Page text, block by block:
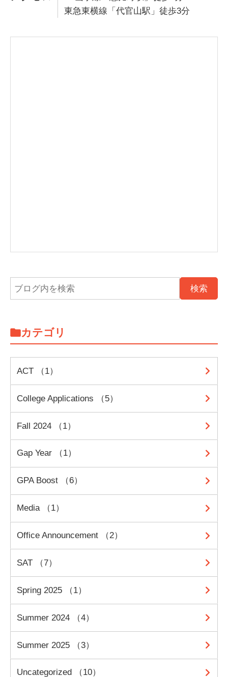
東急東横線「代官山駅」徒歩3分
カテゴリ
ACT （1）
College Applications （5）
Fall 2024 （1）
Gap Year （1）
GPA Boost （6）
Media （1）
Office Announcement （2）
SAT （7）
Spring 2025 （1）
Summer 2024 （4）
Summer 2025 （3）
Uncategorized （10）